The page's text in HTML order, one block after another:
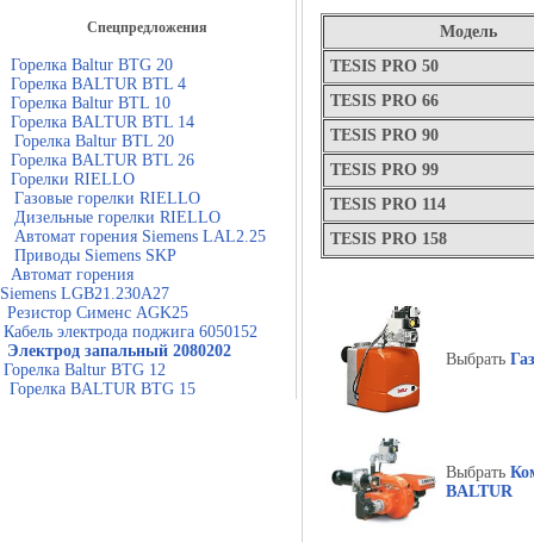
Спецпредложения
Горелка Baltur BTG 20
Горелка BALTUR BTL 4
Горелка Baltur BTL 10
Горелка BALTUR BTL 14
Горелка Baltur BTL 20
Горелка BALTUR BTL 26
Горелки RIELLO
Газовые горелки RIELLO
Дизельные горелки RIELLO
Автомат горения Siemens LAL2.25
Приводы Siemens SKP
Автомат горения
Siemens LGB21.230A27
Резистор Сименс AGK25
Кабель электрода поджига 6050152
Электрод запальный 2080202
Горелка Baltur BTG 12
Горелка BALTUR BTG 15
Модель
TESIS PRO 50
TESIS PRO 66
TESIS PRO 90
TESIS PRO 99
TESIS PRO 114
TESIS PRO 158
Выбрать
Выбрать
BALTUR